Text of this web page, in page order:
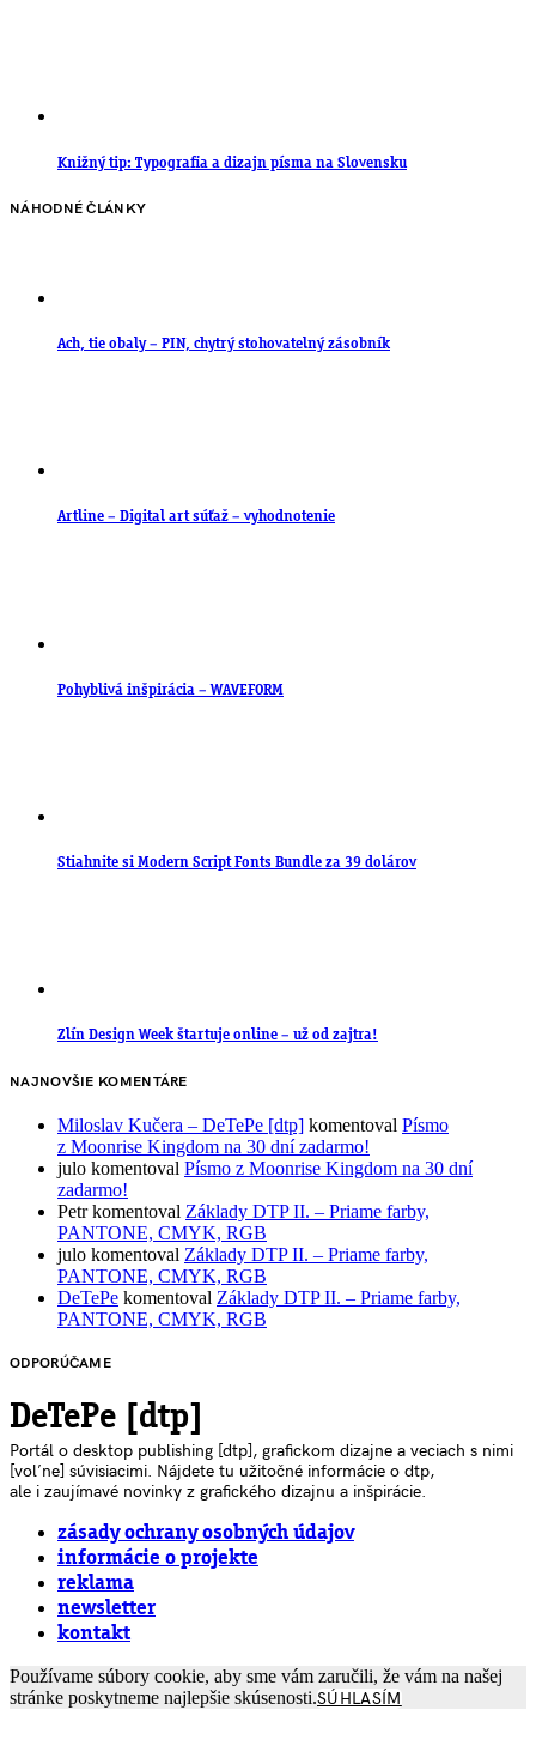
Knižný tip: Typografia a dizajn písma na Slovensku
NÁHODNÉ ČLÁNKY
Ach, tie obaly – PIN, chytrý stohovatelný zásobník
Artline – Digital art súťaž – vyhodnotenie
Pohyblivá inšpirácia – WAVEFORM
Stiahnite si Modern Script Fonts Bundle za 39 dolárov
Zlín Design Week štartuje online – už od zajtra!
NAJNOVŠIE KOMENTÁRE
Miloslav Kučera – DeTePe [dtp] komentoval Písmo
z Moonrise Kingdom na 30 dní zadarmo!
julo komentoval Písmo z Moonrise Kingdom na 30 dní
zadarmo!
Petrkomentoval Základy DTP II. – Priame farby,
PANTONE, CMYK, RGB
julo komentoval Základy DTP II. – Priame farby,
PANTONE, CMYK, RGB
DeTePe komentoval Základy DTP II. – Priame farby,
PANTONE, CMYK, RGB
ODPORÚČAME
DeTePe [dtp]
Portál o desktop publishing [dtp], grafickom dizajne a veciach s nimi
[voľne] súvisiacimi. Nájdete tu užitočné informácie o dtp,
ale i zaujímavé novinky z grafického dizajnu a inšpirácie.
zásady ochrany osobných údajov
informácie o projekte
reklama
newsletter
kontakt
Používame súbory cookie, aby sme vám zaručili, že vám na našej
stránke poskytneme najlepšie skúsenosti.SÚHLASÍM